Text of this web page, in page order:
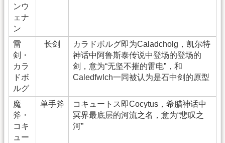
ンウ
ェナ
ン
雷
剣・
カラ
ドボ
ルグ
长剑
カラドボルグ即为Caladcholg，凯尔特
神话中阿鲁斯泰传说中登场的登场的
剑，意为“无坚不摧的雷电”，和
Caledfwlch一同被认为是石中剑的原型
魔
斧・
コキ
ュー
单手斧
コキュートス即Cocytus，希腊神话中
冥界最底层的河流之名，意为“悲叹之
河”